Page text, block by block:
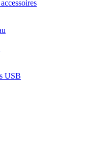
USB